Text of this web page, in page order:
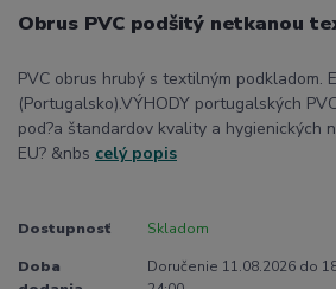
Obrus PVC podšitý netkanou
PVC obrus hrubý s textilným podkladom.
(Portugalsko).VÝHODY portugalských
pod?a štandardov kvality a hygienických
EU? &nbs celý popis
Dostupnosť Skladom
Doba
Doručenie 11.08.2026 do